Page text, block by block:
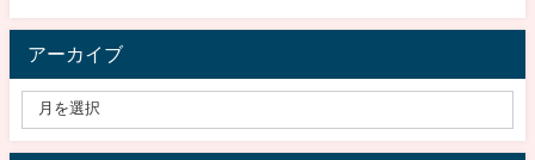
アーカイブ